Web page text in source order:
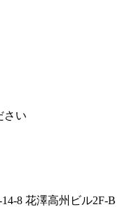
さい
8 花澤高州ビル2F-B